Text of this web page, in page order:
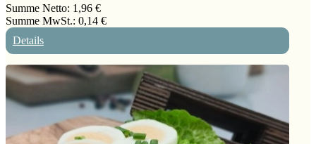
Summe Netto: 1,96 €
Summe MwSt.: 0,14 €
Details